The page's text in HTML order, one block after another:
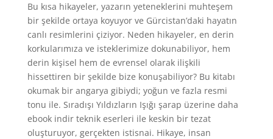
Bu kısa hikayeler, yazarın yeteneklerini muhteşem
bir şekilde ortaya koyuyor ve Gürcistan’daki hayatın
canlı resimlerini çiziyor. Neden hikayeler, en derin
korkularımıza ve isteklerimize dokunabiliyor, hem
derin kişisel hem de evrensel olarak ilişkili
hissettiren bir şekilde bize konuşabiliyor? Bu kitabı
okumak bir angarya gibiydi; yoğun ve fazla resmi
tonu ile. Sıradışı Yıldızların Işığı şarap üzerine daha
ebook indir teknik eserleri ile keskin bir tezat
oluşturuyor, gerçekten istisnai. Hikaye, insan